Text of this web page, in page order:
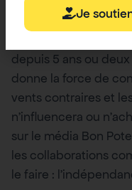
qui arrive.
depuis 5 ans ou
donne la force de
vents contraires et
n’influencera ou
sur le média Bon
les collaborations
le faire :
Je